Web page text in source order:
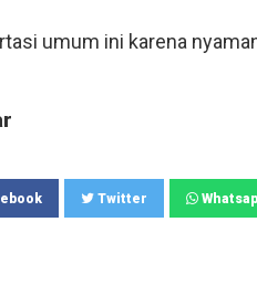
umum ini karena
Twitter